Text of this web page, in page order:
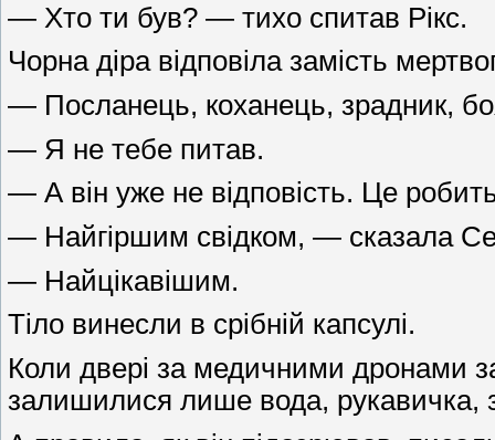
— Хто ти був? — тихо спитав Рікс.
Чорна діра відповіла замість
— Посланець, коханець, зрадник,
— Я не тебе питав.
— А він уже не відповість. Це
— Найгіршим свідком, — сказала
— Найцікавішим.
Тіло винесли в срібній капсулі.
Коли двері за медичними дронами
залишилися лише вода, рукавичка,